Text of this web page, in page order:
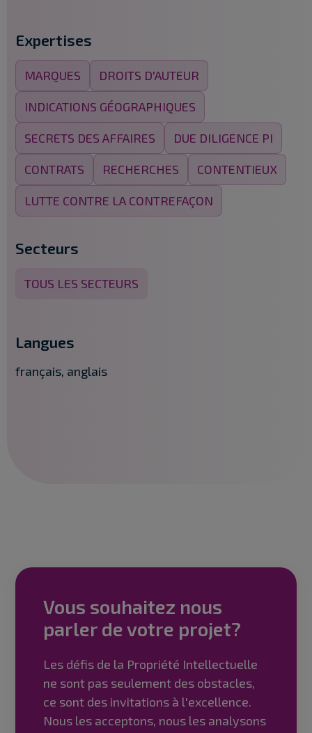
Expertises
MARQUES DROITS D'AUTEUR
INDICATIONS GÉOGRAPHIQUES
SECRETS DES AFFAIRES DUE DILIGENCE PI
CONTRATS RECHERCHES CONTENTIEUX
LUTTE CONTRE LA CONTREFAÇON
Secteurs
TOUS LES SECTEURS
Langues
français, anglais
Vous souhaitez nous
parler de votre projet?
Les défis de la Propriété Intellectuelle
ne sont pas seulement des obstacles,
ce sont des invitations à l'excellence.
Nous les acceptons, nous les analysons